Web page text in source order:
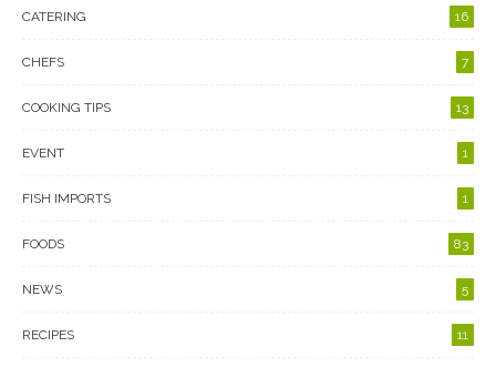
CATERING 16
CHEFS 7
COOKING TIPS 13
EVENT 1
FISH IMPORTS 1
FOODS 83
NEWS 5
RECIPES 11